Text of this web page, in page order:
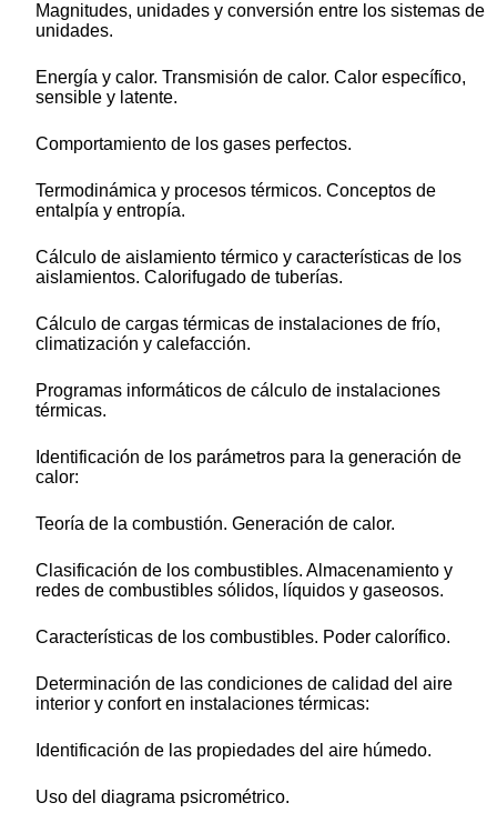
Magnitudes, unidades y conversión entre los sistemas de
unidades.
Energía y calor. Transmisión de calor. Calor específico,
sensible y latente.
Comportamiento de los gases perfectos.
Termodinámica y procesos térmicos. Conceptos de
entalpía y entropía.
Cálculo de aislamiento térmico y características de los
aislamientos. Calorifugado de tuberías.
Cálculo de cargas térmicas de instalaciones de frío,
climatización y calefacción.
Programas informáticos de cálculo de instalaciones
térmicas.
Identificación de los parámetros para la generación de
calor:
Teoría de la combustión. Generación de calor.
Clasificación de los combustibles. Almacenamiento y
redes de combustibles sólidos, líquidos y gaseosos.
Características de los combustibles. Poder calorífico.
Determinación de las condiciones de calidad del aire
interior y confort en instalaciones térmicas:
Identificación de las propiedades del aire húmedo.
Uso del diagrama psicrométrico.